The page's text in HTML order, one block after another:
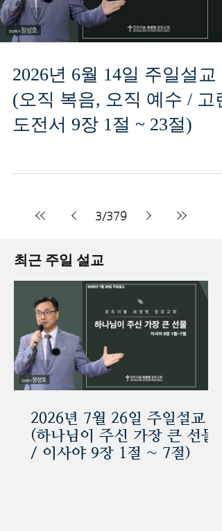
2026년 6월 14일 주일설교
(오직 복음, 오직 예수 / 고
도전서 9장 1절 ~ 23절)
3/379
최근 주일 설교
2026년 7월 26일 주일설교
(하나님이 주신 가장 큰 선물
/ 이사야 9장 1절 ~ 7절)